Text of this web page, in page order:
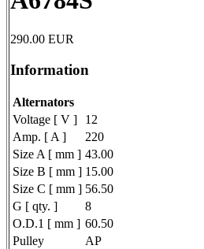
290.00 EUR
Information
Alternators
Voltage [ V ]
12
Amp. [ A ]
220
Size A [ mm ] 43.00
Size B [ mm ] 15.00
Size C [ mm ] 56.50
G [ qty. ]
8
O.D.1 [ mm ] 60.50
Pulley
AP